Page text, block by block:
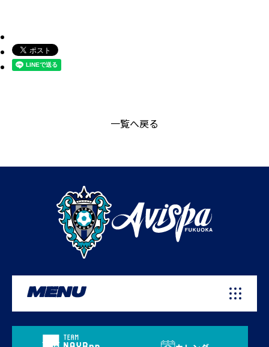
一覧へ戻る
MENU